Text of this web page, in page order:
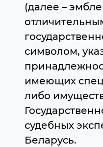
(далее –
символом,
имеющих
либо
судебных
Беларусь.